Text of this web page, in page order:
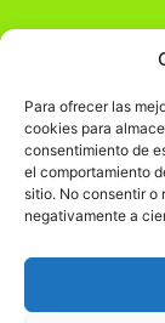
Para ofrecer las
cookies para
consentimiento de
el comportamiento
sitio. No consentir o
negativamente a